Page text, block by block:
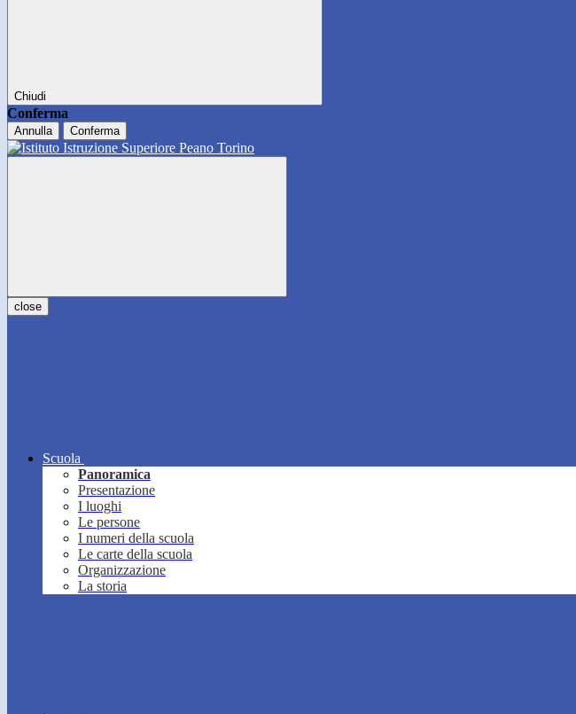
Chiudi
Conferma
Annulla Conferma
close
Scuola
Panoramica
Presentazione
I luoghi
Le persone
I numeri della scuola
Le carte della scuola
Organizzazione
La storia